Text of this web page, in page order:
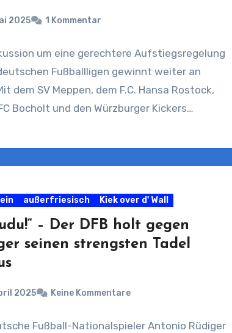
2025 1 Kommentar
um eine gerechtere Aufstiegsregelung
Fußballligen gewinnt weiter an
dem SV Meppen, dem F.C. Hansa Rostock,
Bocholt und den Würzburger Kickers…
außerfriesisch Kiek over d' Wall
– Der DFB holt gegen
seinen strengsten Tadel
2025 Keine Kommentare
Fußball-Nationalspieler Antonio Rüdiger